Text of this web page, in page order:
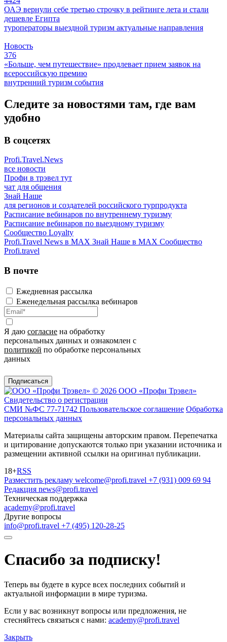
ОАЭ вернули себе третью строчку в рейтинге лета и стали
дешевле Египта
туроператоры выездной туризм актуальные направления
Новость
376
«Больше, чем путешествие» продлевает прием заявок на
всероссийскую премию
внутренний туризм события
Следите за новостями там, где вам
удобно
В соцсетях
Profi.Travel.News
все новости
Профи в трэвел тут
чат для общения
Знай Наше
для регионов и создателей российского турпродукта
Расписание вебинаров по внутреннему туризму
Расписание вебинаров по выездному туризму
Сообщество Loyalty
Profi.Travel News в MAX Знай Наше в MAX Сообщество
Profi.travel
В почте
Ежедневная рассылка
Еженедельная рассылка вебинаров
Я даю согласие на обработку
персональных данных и ознакомлен с
политикой по обработке персональных
данных
Подписаться
© 2026 ООО «Профи Трэвeл»
Свидетельство о регистрации
СМИ №ФС 77-71742 Пользовательское соглашение Обработка
персональных данных
Материалы сайта защищены авторским правом. Перепечатка
и цитирование допускаются только при указании источника и
размещении активной ссылки на оригинал публикации.
18+RSS
Разместить рекламу welcome@profi.travel +7 (931) 009 69 94
Редакция news@profi.travel
Техническая поддержка
academy@profi.travel
Другие вопросы
info@profi.travel +7 (495) 120-28-25
Спасибо за подписку!
Теперь вы будете в курсе всех последних событий и
актуальной информации в мире туризма.
Если у вас возникнут вопросы или предложения, не
стесняйтесь связаться с нами: academy@profi.travel
Закрыть